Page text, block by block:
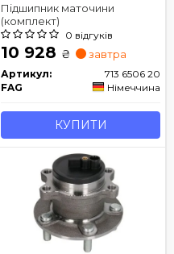
Підшипник маточини
(комплект)
0 відгуків
10 928 ₴ завтра
Артикул:
713 6506 20
FAG
Німеччина
КУПИТИ